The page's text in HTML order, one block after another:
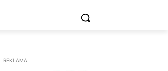
REKLAMA